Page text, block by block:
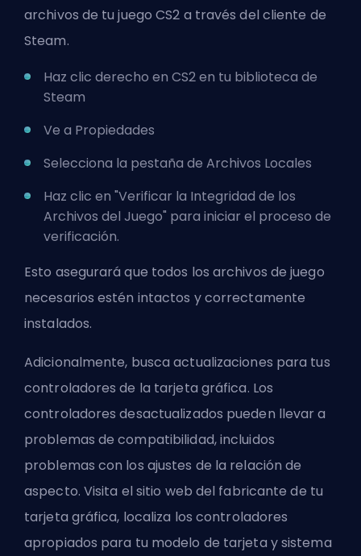
archivos de tu juego CS2 a través del cliente de
Steam.
Haz clic derecho en CS2 en tu biblioteca de
Steam
Ve a Propiedades
Selecciona la pestaña de Archivos Locales
Haz clic en "Verificar la Integridad de los
Archivos del Juego" para iniciar el proceso de
verificación.
Esto asegurará que todos los archivos de juego
necesarios estén intactos y correctamente
instalados.
Adicionalmente, busca actualizaciones para tus
controladores de la tarjeta gráfica. Los
controladores desactualizados pueden llevar a
problemas de compatibilidad, incluidos
problemas con los ajustes de la relación de
aspecto. Visita el sitio web del fabricante de tu
tarjeta gráfica, localiza los controladores
apropiados para tu modelo de tarjeta y sistema